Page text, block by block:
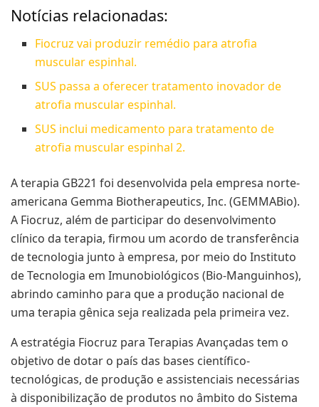
Notícias relacionadas:
Fiocruz vai produzir remédio para atrofia
muscular espinhal.
SUS passa a oferecer tratamento inovador de
atrofia muscular espinhal.
SUS inclui medicamento para tratamento de
atrofia muscular espinhal 2.
A terapia GB221 foi desenvolvida pela empresa norte-
americana Gemma Biotherapeutics, Inc. (GEMMABio).
A Fiocruz, além de participar do desenvolvimento
clínico da terapia, firmou um acordo de transferência
de tecnologia junto à empresa, por meio do Instituto
de Tecnologia em Imunobiológicos (Bio-Manguinhos),
abrindo caminho para que a produção nacional de
uma terapia gênica seja realizada pela primeira vez.
A estratégia Fiocruz para Terapias Avançadas tem o
objetivo de dotar o país das bases científico-
tecnológicas, de produção e assistenciais necessárias
à disponibilização de produtos no âmbito do Sistema